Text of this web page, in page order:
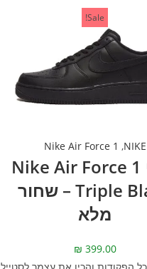
Sale!
NIKE
,
Nike Air Force 1
נעלי Nike Air Force 1
Triple Black – שחור
מלא
₪ 399.00